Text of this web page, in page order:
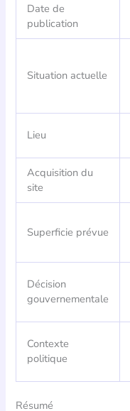
Date de
publication
Situation actuelle
Lieu
Acquisition du
site
Superficie prévue
Décision
gouvernementale
Contexte
politique
Résumé